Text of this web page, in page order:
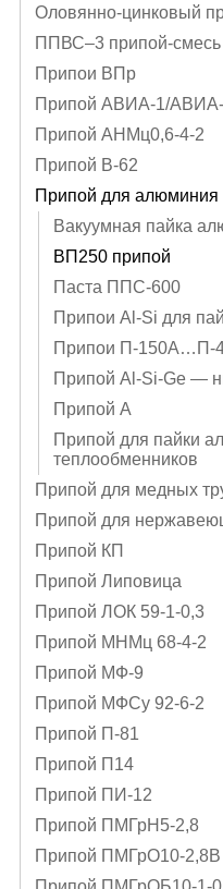
Оловянно-цинковый
ППВС–3 припой-смесь
Припои ВПр
Припой АВИА-1/
Припой АНМц0,6-4-2
Припой В-62
Припой для алюминия
Вакуумная пайка
ВП250 припой
Паста ППС-600
Припои Al-Si для
Припои П-150А…П-
Припой Al-Si-Ge —
Припой А
Припой для пайки
теплообменников
Припой для медных
Припой для
Припой КП
Припой Липовица
Припой ЛОК 59-1-0,3
Припой МНМц 68-4-2
Припой МФ-9
Припой МФСу 92-6-2
Припой П-81
Припой П14
Припой ПИ-12
Припой ПМГрН5-2,8
Припой ПМГрО10-2,8В